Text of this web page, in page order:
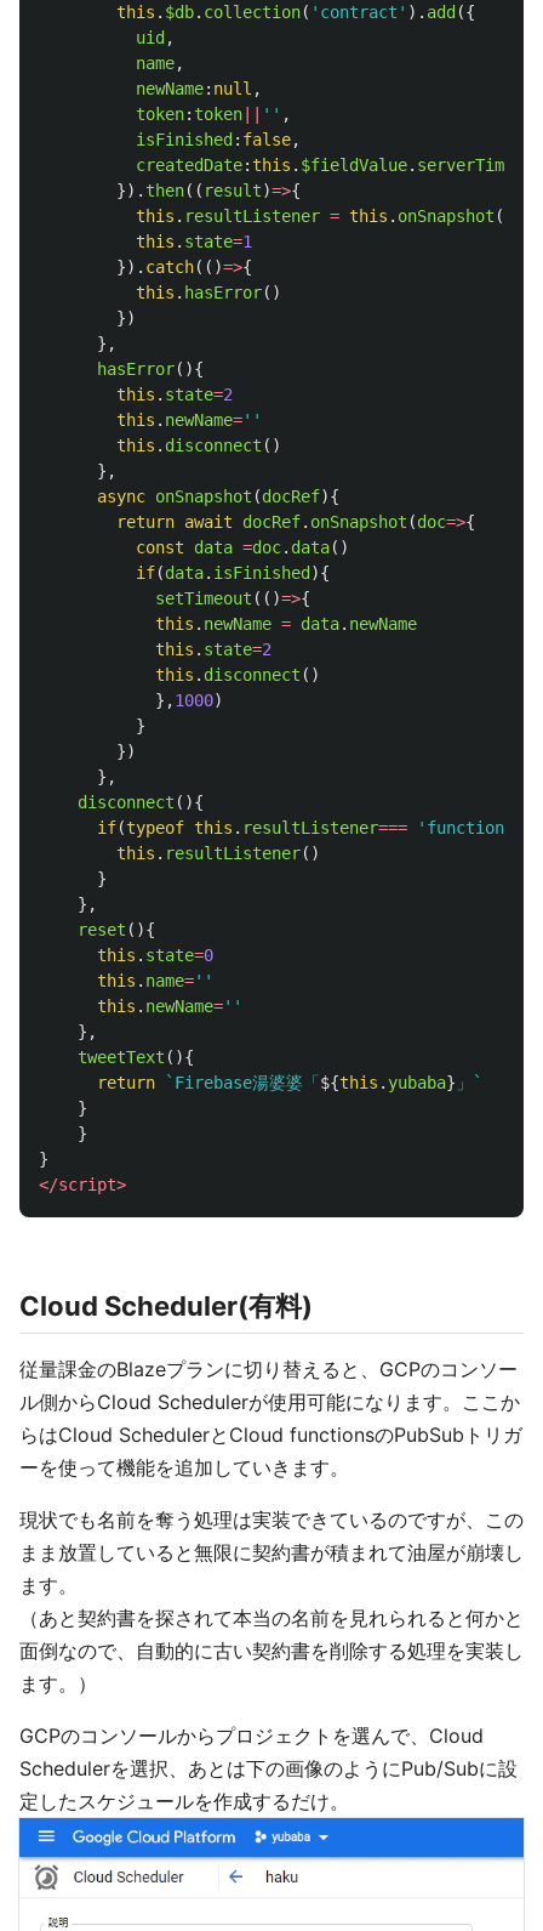
this . $db. collection( ' contract ' ). add ({
uid ,
name,
newName: null ,
token: token '' ,
isFinished : false,
createdDate: this . $fieldValue.
}). then(( result)=>{
this . resultListener = this . onSnapshot (
this . state=1
}). catch(()=>{
this . hasError()
})
},
hasError(){
this . state=2
this . newName=''
this . disconnect ()
},
async onSnapshot (docRef){
return await docRef. onSnapshot (doc=>{
const
data =doc. data()
if(data. isFinished ){
setTimeout (()=>{
this . newName = data. newName
this . state=2
this . disconnect ()
},1000)
}
})
},
disconnect (){
if(typeof this . resultListener=== ' function
this . resultListener()
}
},
reset (){
this . state=0
this . name=''
this . newName=''
},
tweetText (){
return
`Firebase湯婆婆「 ${this . yubaba} 」`
}
}
}
</script>
Cloud Scheduler(有料)
従量課金のBlazeプランに切り替えると、GCPのコンソー
ル側からCloud Schedulerが使用可能になります。ここか
らはCloud SchedulerとCloud functionsのPubSubトリガ
ーを使って機能を追加していきます。
現状でも名前を奪う処理は実装できているのですが、この
まま放置していると無限に契約書が積まれて油屋が崩壊し
ます。
（あと契約書を探されて本当の名前を見れられると何かと
面倒なので、自動的に古い契約書を削除する処理を実装し
ます。）
GCPのコンソールからプロジェクトを選んで、Cloud
Schedulerを選択、あとは下の画像のようにPub/Subに設
定したスケジュールを作成するだけ。